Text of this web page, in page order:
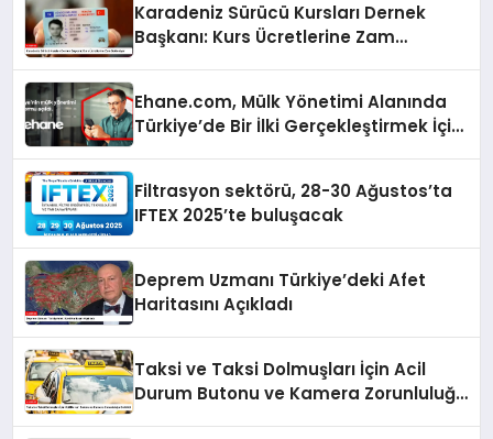
Karadeniz Sürücü Kursları Dernek
Başkanı: Kurs Ücretlerine Zam
Ehane.com, Mülk Yönetimi Alanında
Türkiye’de Bir İlki Gerçekleştirmek İçin
Filtrasyon sektörü, 28-30 Ağustos’ta
IFTEX 2025’te buluşacak
Deprem Uzmanı Türkiye’deki Afet
Haritasını Açıkladı
Taksi ve Taksi Dolmuşları İçin Acil
Durum Butonu ve Kamera Zorunluluğu